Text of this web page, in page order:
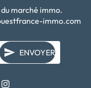
marché immo.
immo.com
ENVOYER